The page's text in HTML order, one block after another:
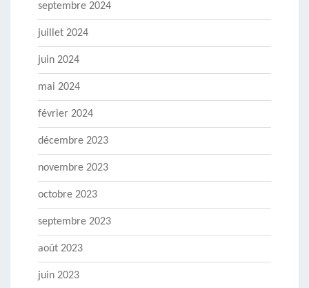
septembre 2024
juillet 2024
juin 2024
mai 2024
février 2024
décembre 2023
novembre 2023
octobre 2023
septembre 2023
août 2023
juin 2023